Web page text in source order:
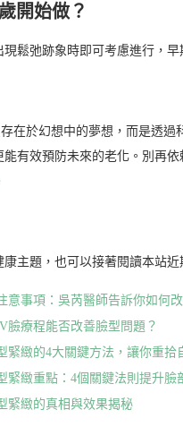
開始做？
鬆弛跡象時即可考慮進行，早
在於幻想中的夢想，而是透
有效預防未來的老化。別再
主題，也可以接著閱讀本站近
意事項：吳芮醫師告訴你如何
臉療程能否改善臉型問題？
緊緻的4大關鍵方法，讓你重拾
緊緻重點：4個關鍵法則提升臉
緊緻的真相與效果揭秘